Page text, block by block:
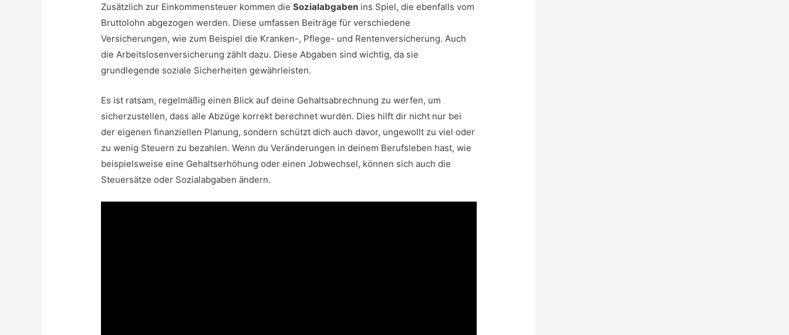
Zusätzlich zur Einkommensteuer kommen dieSozialabgaben ins Spiel, die ebenfalls vom
Bruttolohn abgezogen werden. Diese umfassen Beiträge für verschiedene
Versicherungen, wie zum Beispiel die Kranken-, Pflege- und Rentenversicherung. Auch
die Arbeitslosenversicherung zählt dazu. Diese Abgaben sind wichtig, da sie
grundlegende soziale Sicherheiten gewährleisten.
Es ist ratsam, regelmäßig einen Blick auf deine Gehaltsabrechnung zu werfen, um
sicherzustellen, dass alle Abzüge korrekt berechnet wurden. Dies hilft dir nicht nur bei
der eigenen finanziellen Planung, sondern schützt dich auch davor, ungewollt zu viel oder
zu wenig Steuern zu bezahlen. Wenn du Veränderungen in deinem Berufsleben hast, wie
beispielsweise eine Gehaltserhöhung oder einen Jobwechsel, können sich auch die
Steuersätze oder Sozialabgaben ändern.